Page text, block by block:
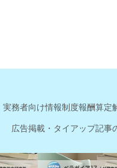
実務者向け情報制度報酬算定
広告掲載・タイアップ記事